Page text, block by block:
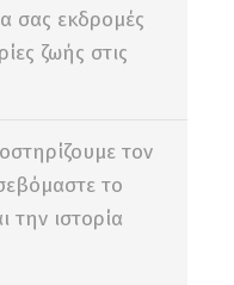
σας εκδρομές
ζωής στις
τον
το
την ιστορία
λεωφορείο